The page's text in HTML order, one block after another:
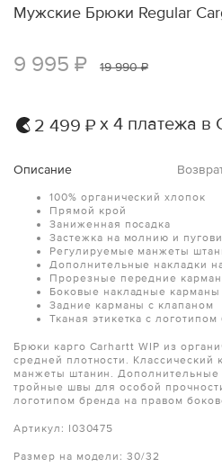
Мужские Брюки Regular
9 995 ₽ 19 990 ₽
2 499 ₽ х 4 платежа в
Описание
100% органический хлопок
Прямой крой
Заниженная посадка
Застежка на молнию и
Регулируемые манжеты
Дополнительные накладки
Прорезные передние
Боковые накладные карманы
Задние карманы с клапаном
Тканая этикетка с
Брюки карго Carhartt WIP из
средней плотности. Классический
манжеты штанин. Дополнительные
тройные швы для особой
логотипом бренда на правом
Артикул: I030475
Размер на модели: 30/32